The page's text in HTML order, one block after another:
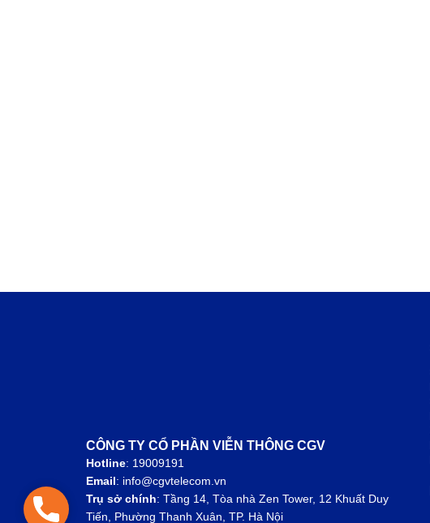
CÔNG TY CỔ PHẦN VIỄN THÔNG CGV
Hotline: 19009191
Email: info@cgvtelecom.vn
Trụ sở chính: Tầng 14, Tòa nhà Zen Tower, 12 Khuất Duy
Tiến, Phường Thanh Xuân, TP. Hà Nội
Hotline: 1900 9191